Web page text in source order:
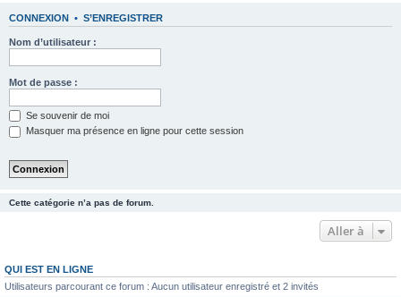
CONNEXION • S’ENREGISTRER
Nom d’utilisateur :
Mot de passe :
Se souvenir de moi
Masquer ma présence en ligne pour cette session
Cette catégorie n’a pas de forum.
Aller à
QUI EST EN LIGNE
Utilisateurs parcourant ce forum : Aucun utilisateur enregistré et 2 invités